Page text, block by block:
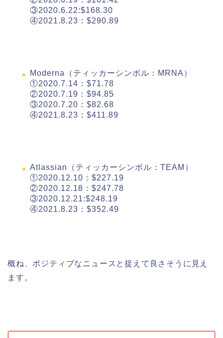
③2020.6.22:$168.30
④2021.8.23：$290.89
Moderna（ティッカーシンボル：MRNA）
①2020.7.14：$71.78
②2020.7.19：$94.85
③2020.7.20：$82.68
④2021.8.23：$411.89
Atlassian（ティッカーシンボル：TEAM）
①2020.12.10：$227.19
②2020.12.18：$247.78
③2020.12.21:$248.19
④2021.8.23：$352.49
概ね、ポジティブなニュースと捉えて良さそうに見え
ます。